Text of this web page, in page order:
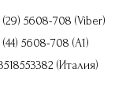
(29) 5608-708 (Viber)
(44) 5608-708 (A1)
(Италия)